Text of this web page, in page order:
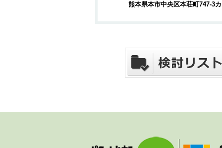
熊本県本市中央区本荘町747-3